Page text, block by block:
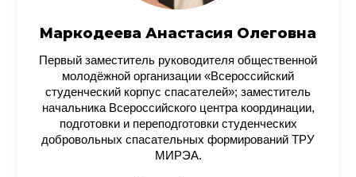
Маркодеева Анастасия Олеговна
Первый заместитель руководителя общественной
молодёжной организации «Всероссийский
студенческий корпус спасателей»; заместитель
начальника Всероссийского центра координации,
подготовки и переподготовки студенческих
добровольных спасательных формирований ТРУ
МИРЭА.